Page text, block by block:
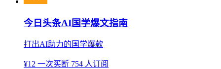
今日头条AI国学爆文指南
打出AI助力的国学爆款
¥12 一次买断 754 人订阅